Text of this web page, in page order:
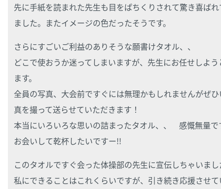
先に手紙を読まれた先生も目をぱちくりされて驚き喜ば
ました。またイメージの色だったそうです。
さらにすごいご利益のありそうな願書けタオル、、
どこで使おうか迷ってしまいますが、先生にお任せしよ
ます。
全員の写真、大会前ですぐには無理かもしれませんがぜ
真を撮って送らせていただきます！
本当にいろいろな思いの詰まったタオル、、 感慨無量
お会いして乾杯したいですー!!
このタオルですぐ会った体操部の先生に宣伝しちゃいま
私にできることはこれくらいですが、引き続き応援させ